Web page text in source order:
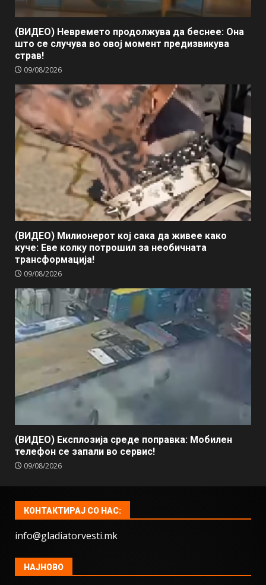
(ВИДЕО) Невремето продолжува да беснее: Она
што се случува во овој момент предизвикува
страв!
09/08/2026
(ВИДЕО) Милионерот кој сака да живее како
куче: Еве колку потрошил за необичната
трансформација!
09/08/2026
(ВИДЕО) Експлозија среде поправка: Мобилен
телефон се запали во сервис!
09/08/2026
КОНТАКТИРАЈ СО НАС:
info@gladiatorvesti.mk
НАЈНОВО